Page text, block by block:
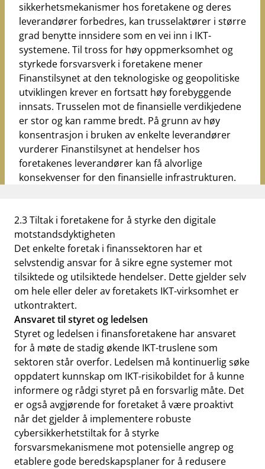
sikkerhetsmekanismer hos foretakene og deres
leverandører forbedres, kan trusselaktører i større
grad benytte innsidere som en vei inn i IKT-
systemene. Til tross for høy oppmerksomhet og
styrkede forsvarsverk i foretakene mener
Finanstilsynet at den teknologiske og geopolitiske
utviklingen krever en fortsatt høy forebyggende
innsats. Trusselen mot de finansielle verdikjedene
er stor og kan ramme bredt. På grunn av høy
konsentrasjon i bruken av enkelte leverandører
vurderer Finanstilsynet at hendelser hos
foretakenes leverandører kan få alvorlige
konsekvenser for den finansielle infrastrukturen.
2.3 Tiltak i foretakene for å styrke den digitale
motstandsdyktigheten
Det enkelte foretak i finanssektoren har et
selvstendig ansvar for å sikre egne systemer mot
tilsiktede og utilsiktede hendelser. Dette gjelder selv
om hele eller deler av foretakets IKT-virksomhet er
utkontraktert.
Ansvaret til styret og ledelsen
Styret og ledelsen i finansforetakene har ansvaret
for å møte de stadig økende IKT-truslene som
sektoren står overfor. Ledelsen må kontinuerlig søke
oppdatert kunnskap om IKT-risikobildet for å kunne
informere og rådgi styret på en forsvarlig måte. Det
er også avgjørende for foretaket å være proaktivt
når det gjelder å implementere robuste
cybersikkerhetstiltak for å styrke
forsvarsmekanismene mot potensielle angrep og
etablere gode beredskapsplaner for å redusere